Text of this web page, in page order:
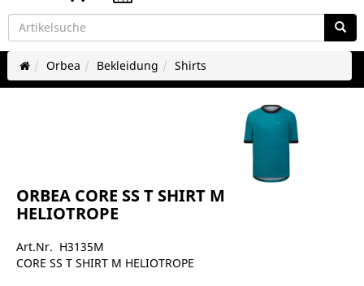
Orbea Bekleidung Shirts
ORBEA CORE SS T SHIRT M
HELIOTROPE
Art.Nr. H3135M
CORE SS T SHIRT M HELIOTROPE